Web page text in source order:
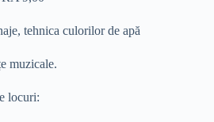
tehnica culorilor de apă
muzicale.
locuri: